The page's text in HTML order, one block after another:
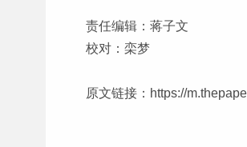
责任编辑：蒋子文
校对：栾梦
原文链接： https://